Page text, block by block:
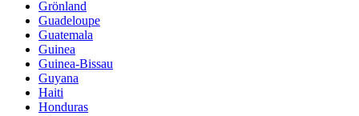
Grönland
Guadeloupe
Guatemala
Guinea
Guinea-Bissau
Guyana
Haiti
Honduras